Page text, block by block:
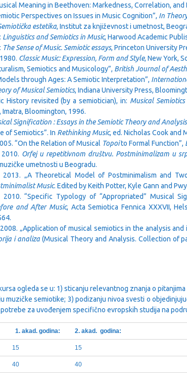
Meaning in Beethoven: Markedness, Correlation,
Perspectives on Issues in Music Cognition”, In
estetika, Institut za književnost i umetnost,
Linguistics and Semiotics in Music, Harwood Academic
The Sense of Music. Semiotic essays, Princeton University
Classic Music: Expression, Form and Style, New York,
Semiotics and Musicology”, British Journal of
through Ages: A Semiotic Interpretation”,
of Musical Semiotics, Indiana University Press,
History revisited (by a semiotician), in: Musical
Bloomington, 1996.
Signification : Essays in the Semiotic Theory and
Semiotics”. In Rethinking Music, ed. Nicholas Cook and
“On the Relation of Musical Topoito Formal Function”,
Orfej u repetitivnom društvu. Postminimalizam u
umetnosti u Beogradu.
2013. „A Theoretical Model of Postminimalism and
Music. Edited by Keith Potter, Kyle Gann and
2010. “Specific Typology of “Appropriated” Musical
and After Music, Acta Semiotica Fennica XXXVII,
„Application of musical semiotics in the analysis
i analiza (Musical Theory and Analysis. Collection of
ogleda se u: 1) sticanju relevantnog znanja o
muzičke semiotike; 3) podizanju nivoa svesti o
za uvođenjem specifično evropskih studija na
1. akad. godina: 2. akad. godina:
15 15
40 40